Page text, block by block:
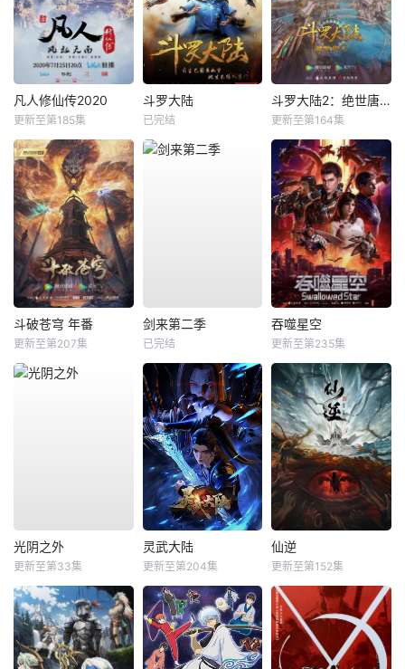
凡人修仙传2020
更新至第185集
斗罗大陆
已完结
斗罗大陆2：绝世唐门
更新至第164集
斗破苍穹 年番
更新至第207集
剑来第二季
已完结
吞噬星空
更新至第235集
光阴之外
更新至第33集
灵武大陆
更新至第204集
仙逆
更新至第152集